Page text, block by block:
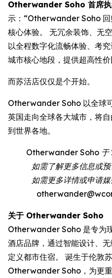
Otherwander Soho 首席
示：“Otherwander Soho 回
核心体验。 无冗余装饰、无
以全程数字化流畅体验、考
城市核心地段，提供超高性
而苏活店仅仅是个开始。
Otherwander Soho 以全球
英国走向全球各大城市，将
到世界各地。
Otherwander Soho 于
如需了解更多信息或
如需更多详情或申请
关于 Otherwander Soho
Otherwander Soho 是专为
酒店品牌，通过智能设计、
定义都市住宿。 诞生于伦敦
Otherwander Soho，为更